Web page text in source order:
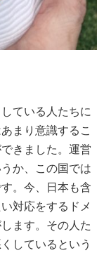
ている人たちに
まり意識するこ
きました。運営
か、この国では
。今、日本も含
対応をするドメ
ます。その人た
しているという